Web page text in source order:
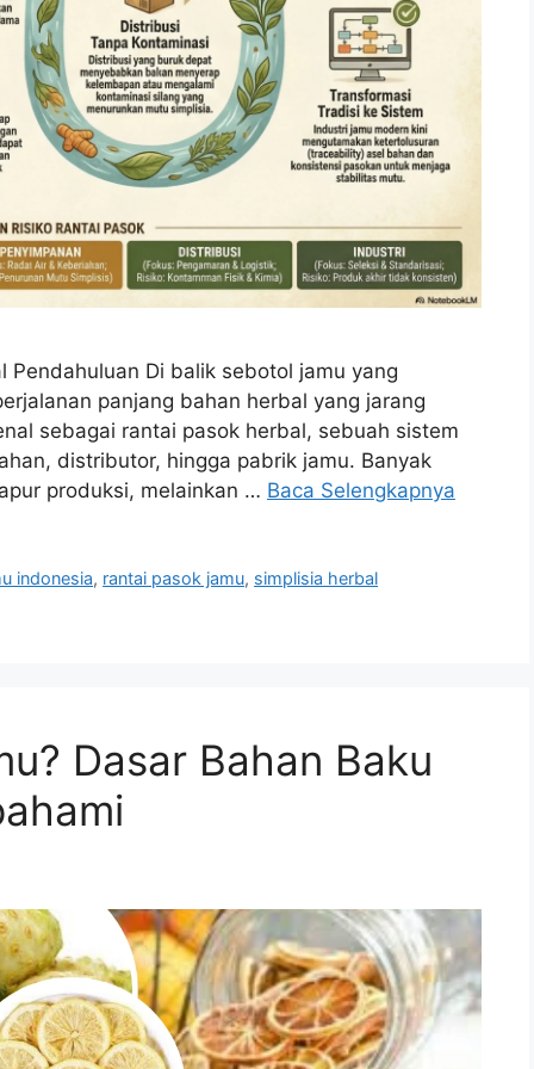
Pendahuluan Di balik sebotol jamu yang
panjang bahan herbal yang jarang
sebagai rantai pasok herbal, sebuah sistem
distributor, hingga pabrik jamu. Banyak
produksi, melainkan … Baca Selengkapnya
indonesia, rantai pasok jamu, simplisia herbal
Dasar Bahan Baku